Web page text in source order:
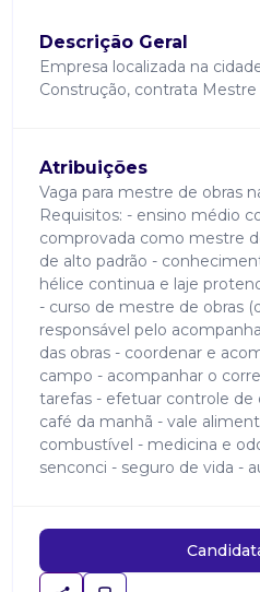
Descrição Geral
Empresa localizada na
Construção, contrata Mestre
Atribuições
Vaga para mestre de obras
Requisitos: - ensino médio
comprovada como mestre
de alto padrão -
hélice continua e laje
- curso de mestre de obras
responsável pelo
das obras - coordenar e
campo - acompanhar o
tarefas - efetuar controle de
café da manhã - vale
combustível - medicina e
senconci - seguro de vida -